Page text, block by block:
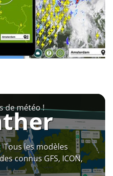
de météo !
Tous les modèles
connus GFS, ICON,